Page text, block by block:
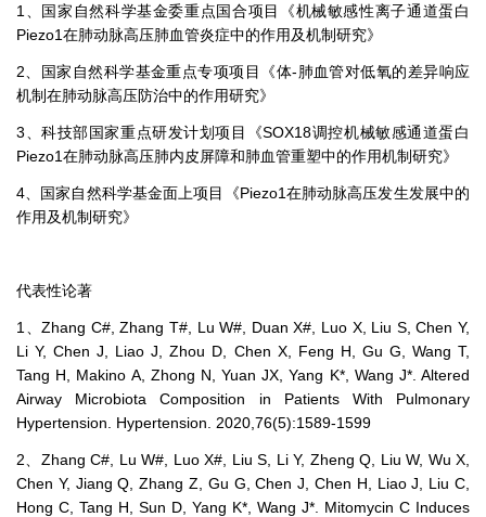
1、国家自然科学基金委重点国合项目《机械敏感性离子通道蛋白
Piezo1在肺动脉高压肺血管炎症中的作用及机制研究》
2、国家自然科学基金重点专项项目《体-肺血管对低氧的差异响应
机制在肺动脉高压防治中的作用研究》
3、科技部国家重点研发计划项目《SOX18调控机械敏感通道蛋白
Piezo1在肺动脉高压肺内皮屏障和肺血管重塑中的作用机制研究》
4、国家自然科学基金面上项目《Piezo1在肺动脉高压发生发展中的
作用及机制研究》
代表性论著
1、Zhang C#, Zhang T#, Lu W#, Duan X#, Luo X, Liu S, Chen Y,
Li Y, Chen J, Liao J, Zhou D, Chen X, Feng H, Gu G, Wang T,
Tang H, Makino A, Zhong N, Yuan JX, Yang K*, Wang J*. Altered
Airway Microbiota Composition in Patients With Pulmonary
Hypertension. Hypertension. 2020,76(5):1589-1599
2、Zhang C#, Lu W#, Luo X#, Liu S, Li Y, Zheng Q, Liu W, Wu X,
Chen Y, Jiang Q, Zhang Z, Gu G, Chen J, Chen H, Liao J, Liu C,
Hong C, Tang H, Sun D, Yang K*, Wang J*. Mitomycin C Induces